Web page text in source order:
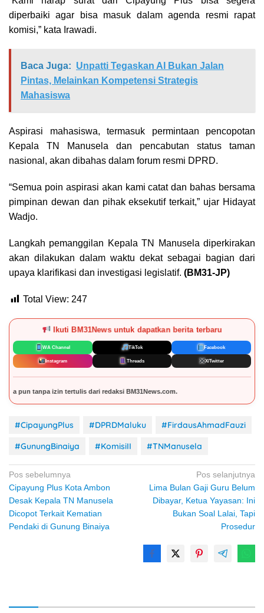
diperbaiki agar bisa masuk dalam agenda resmi rapat
komisi,” kata Irawadi.
Baca Juga: Unpatti Tegaskan AI Bukan Jalan
Pintas, Melainkan Kompetensi Strategis
Mahasiswa
Aspirasi mahasiswa, termasuk permintaan pencopotan
Kepala TN Manusela dan pencabutan status taman
nasional, akan dibahas dalam forum resmi DPRD.
“Semua poin aspirasi akan kami catat dan bahas bersama
pimpinan dewan dan pihak eksekutif terkait,” ujar Hidayat
Wadjo.
Langkah pemanggilan Kepala TN Manusela diperkirakan
akan dilakukan dalam waktu dekat sebagai bagian dari
upaya klarifikasi dan investigasi legislatif. (BM31-JP)
Total View: 247
Ikuti BM31News untuk dapatkan berita terbaru
WA Channel TikTok Facebook
Instagram Threads X/Twitter
BM31News.com.
#CipayungPlus #DPRDMaluku
#FirdausAhmadFauzi
#GunungBinaiya
#KomisiII #TNManusela
Navigasi
pos
Pos sebelumnya
Cipayung Plus Kota Ambon
Desak Kepala TN Manusela
Dicopot Terkait Kematian
Pendaki di Gunung Binaiya
Pos selanjutnya
Lima Bulan Gaji Guru Belum
Dibayar, Ketua Yayasan: Ini
Bukan Soal Lalai, Tapi
Prosedur